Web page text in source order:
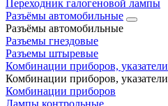
Переходник галогеновой лампы
Разъёмы автомобильные
Разъёмы автомобильные
Разъемы гнездовые
Разъемы штыревые
Комбинации приборов, указатели
Комбинации приборов, указатели
Комбинации приборов